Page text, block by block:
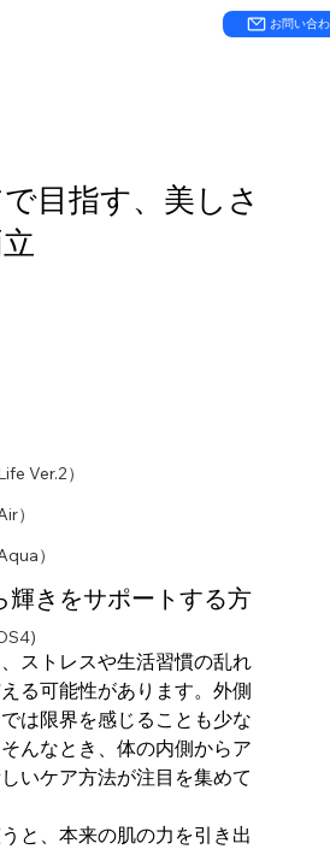
お問い合
Ver.2）
）
）
目指す、美しさ
輝きをサポートする方
ストレスや生活習慣の乱れ
る可能性があります。外側
は限界を感じることも少な
んなとき、体の内側からア
いケア方法が注目を集めて
と、本来の肌の力を引き出